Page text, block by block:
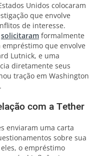
Unidos colocaram
que envolve
de interesse.
solicitaram formalmente
que envolve
Lutnick, e uma
diretamente seus
tração em Washington
com a Tether
enviaram uma carta
sobre sua
o empréstimo